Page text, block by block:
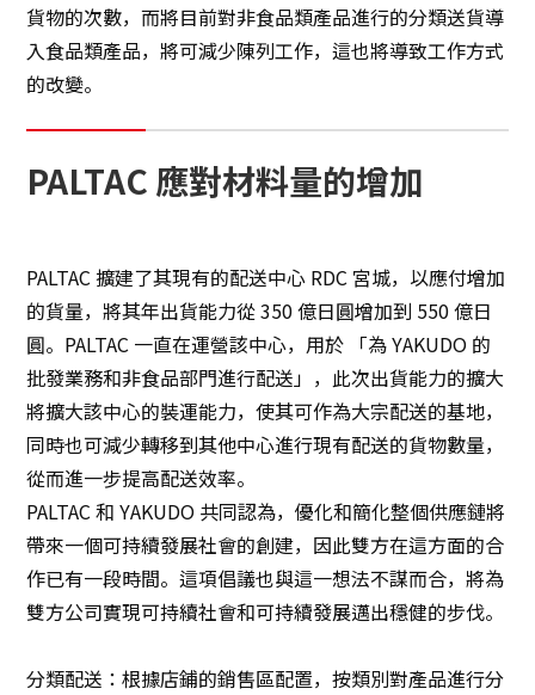
貨物的次數，而將目前對非食品類產品進行的分類送貨導
入食品類產品，將可減少陳列工作，這也將導致工作方式
的改變。
PALTAC 應對材料量的增加
PALTAC 擴建了其現有的配送中心 RDC 宮城，以應付增加
的貨量，將其年出貨能力從 350 億日圓增加到 550 億日
圓。PALTAC 一直在運營該中心，用於 「為 YAKUDO 的
批發業務和非食品部門進行配送」，此次出貨能力的擴大
將擴大該中心的裝運能力，使其可作為大宗配送的基地，
同時也可減少轉移到其他中心進行現有配送的貨物數量，
從而進一步提高配送效率。
PALTAC 和 YAKUDO 共同認為，優化和簡化整個供應鏈將
帶來一個可持續發展社會的創建，因此雙方在這方面的合
作已有一段時間。這項倡議也與這一想法不謀而合，將為
雙方公司實現可持續社會和可持續發展邁出穩健的步伐。
分類配送：根據店鋪的銷售區配置，按類別對產品進行分